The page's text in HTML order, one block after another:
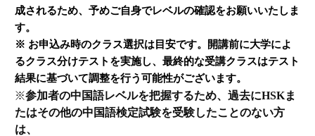
成されるため、予めご自身でレベルの確認をお願いいたしま
す。
※ お申込み時のクラス選択は目安です。開講前に大学によ
るクラス分けテストを実施し、最終的な受講クラスはテスト
結果に基づいて調整を行う可能性がございます。
※参加者の中国語レベルを把握するため、過去にHSKま
たはその他の中国語検定試験を受験したことのない方
は、